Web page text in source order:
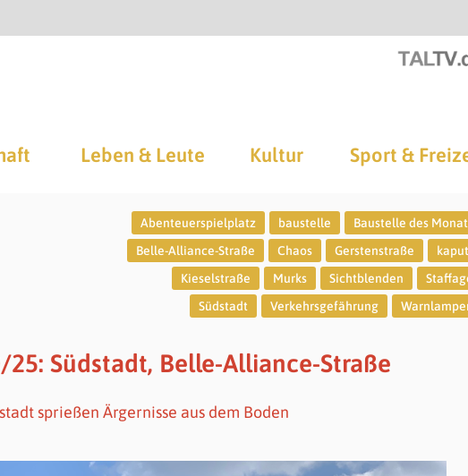
Leben & Leute Kultur Sport &
Abenteuerspielplatz baustelle
Baustelle des
Belle-Alliance-Straße
Chaos Gerstenstraße
Kieselstraße
Murks Sichtblenden
Südstadt
Verkehrsgefährung
Südstadt, Belle-Alliance-Straße
sprießen Ärgernisse aus dem Boden